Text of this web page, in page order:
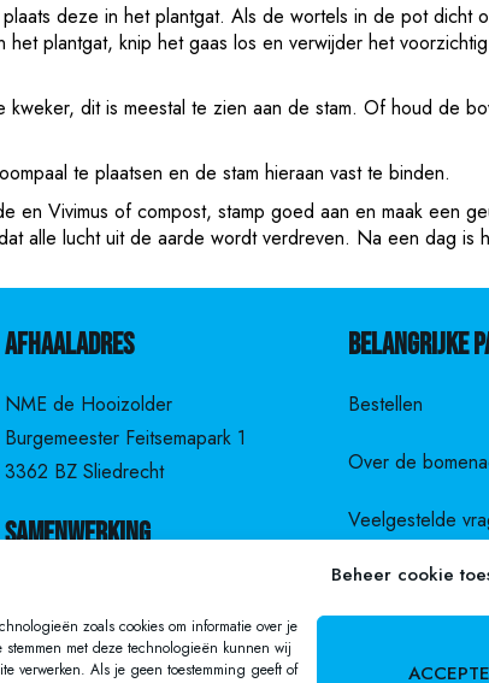
Beheer cookie
zoals cookies om informatie over je
met deze technologieën kunnen wij
verwerken. Als je geen toestemming geeft of
deze in het plantgat. Als de wortels in de pot dicht
plantgat, knip het gaas los en verwijder het
dit is meestal te zien aan de stam. Of houd de
te plaatsen en de stam hieraan vast te binden.
en Vivimus of compost, stamp goed aan en maak een
alle lucht uit de aarde wordt verdreven. Na een dag is
Afhaaladres
NME de Hooizolder
Burgemeester Feitsemapark 1
3362 BZ Sliedrecht
Samenwerking
NME de Hooizolder
Belangrijke
Bestellen
Over de
Veelgestelde
Privacyverklaring